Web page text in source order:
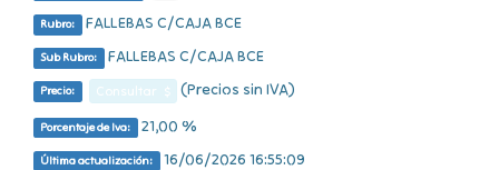
Rubro: FALLEBAS C/CAJA BCE
Sub Rubro: FALLEBAS C/CAJA BCE
Precio: Consultar $ (Precios sin IVA)
Porcentaje de Iva: 21,00 %
Última actualización: 16/06/2026 16:55:09